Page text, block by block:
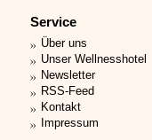
Service
Über uns
Unser Wellnesshotel
Newsletter
RSS-Feed
Kontakt
Impressum